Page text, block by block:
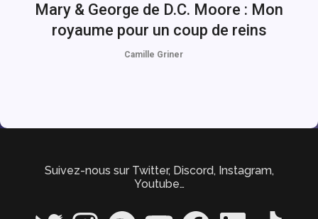
Mary & George de D.C. Moore : Mon
royaume pour un coup de reins
Camille Griner
Suivez-nous sur Twitter, Discord, Instagram,
Youtube…
Twitter InstagramSpotify YouTube FacebookLinkedIn TikTok